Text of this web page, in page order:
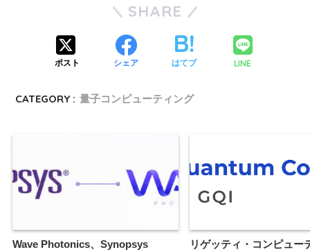
SHARE
ポスト シェア はてブ LINE
CATEGORY : 量子コンピューティング
Wave Photonics、Synopsys
リゲッティ・コンピュー